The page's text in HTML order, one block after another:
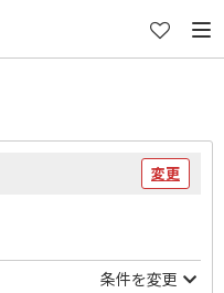
変更
条件を変更